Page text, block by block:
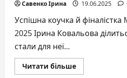
Савенко Ірина 19.06.2025
Успішна коучка й
2025 Ірина Ковальова
стали для неї...
Читати більшеДокладніше
про